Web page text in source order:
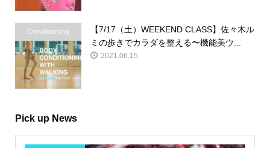
Conditioning
【7/17（土）WEEKEND CLASS】佐々木ル
ミの歩きでカラダを整える〜機能美ウ...
2021.06.15
Pick up News